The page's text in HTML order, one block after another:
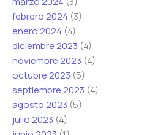
febrero 2024 (3)
enero 2024 (4)
diciembre 2023 (4)
noviembre 2023 (4)
octubre 2023 (5)
septiembre 2023 (4)
agosto 2023 (5)
julio 2023 (4)